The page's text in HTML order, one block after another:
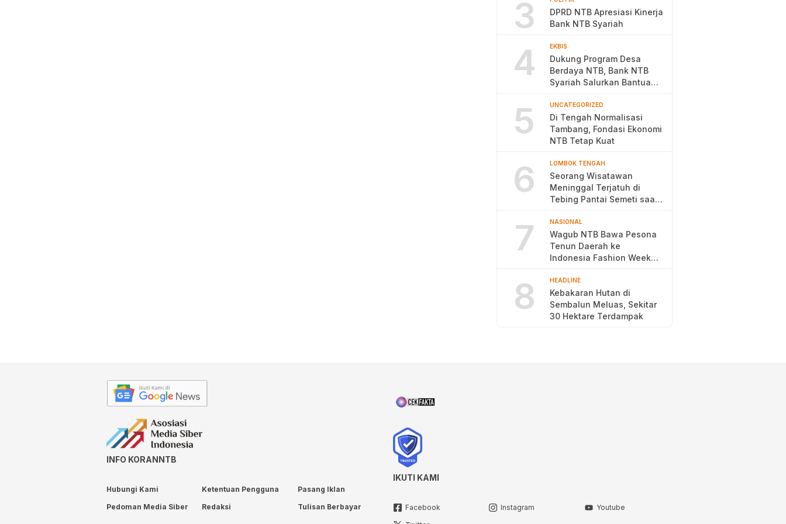
3
DPRD NTB Apresiasi Kinerja
Bank NTB Syariah
4 EKBIS
Dukung Program Desa
Berdaya NTB, Bank NTB
Syariah Salurkan Bantuan
5 UNCATEGORIZED
Di Tengah Normalisasi
Tambang, Fondasi Ekonomi
NTB Tetap Kuat
6 LOMBOK TENGAH
Seorang Wisatawan
Meninggal Terjatuh di
Tebing Pantai Semeti saat
7 NASIONAL
Wagub NTB Bawa Pesona
Tenun Daerah ke
Indonesia Fashion Week
8 HEADLINE
Kebakaran Hutan di
Sembalun Meluas, Sekitar
30 Hektare Terdampak
INFO KORANNTB
Hubungi Kami Ketentuan Pengguna
Pasang Iklan
Pedoman Media Siber
Redaksi Tulisan Berbayar
IKUTI KAMI
Facebook Instagram
Youtube